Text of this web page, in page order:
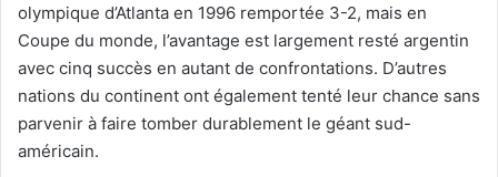
olympique d’Atlanta en 1996 remportée 3-2, mais en
Coupe du monde, l’avantage est largement resté argentin
avec cinq succès en autant de confrontations. D’autres
nations du continent ont également tenté leur chance sans
parvenir à faire tomber durablement le géant sud-
américain.